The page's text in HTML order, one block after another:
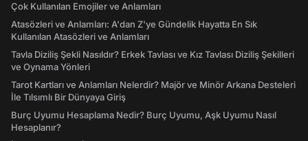
Çok Kullanılan Emojiler ve Anlamları
Atasözleri ve Anlamları: A'dan Z'ye Gündelik Hayatta En Sık
Kullanılan Atasözleri ve Anlamları
Tavla Diziliş Şekli Nasıldır? Erkek Tavlası ve Kız Tavlası Diziliş Şekilleri
ve Oynama Yönleri
Tarot Kartları ve Anlamları Nelerdir? Majör ve Minör Arkana Desteleri
İle Tılsımlı Bir Dünyaya Giriş
Burç Uyumu Hesaplama Nedir? Burç Uyumu, Aşk Uyumu Nasıl
Hesaplanır?